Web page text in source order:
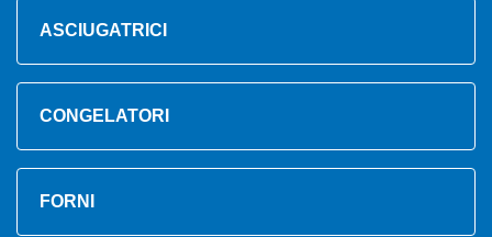
ASCIUGATRICI
CONGELATORI
FORNI